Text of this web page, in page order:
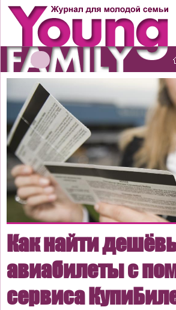
Как найти
авиабилеты с
сервиса